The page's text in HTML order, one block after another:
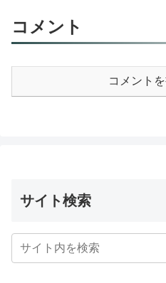
コメント
コメント
サイト検索